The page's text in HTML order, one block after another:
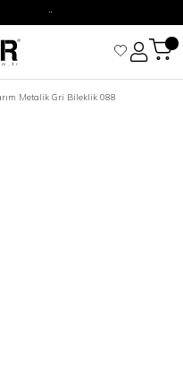
kargoya verilecektir.
Metalik Gri Bileklik 088